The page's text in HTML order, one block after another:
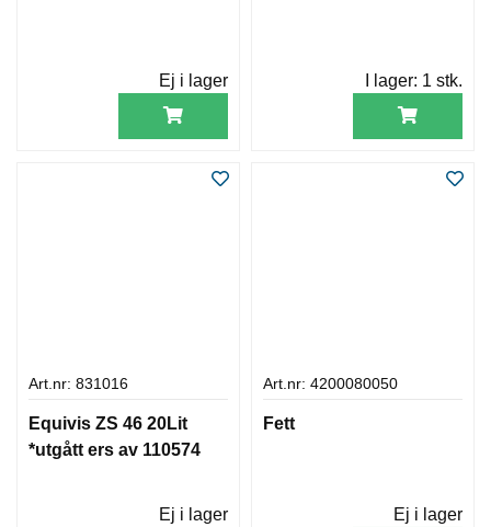
Ej i lager I lager: 1 stk.
Art.nr: 831016
Equivis ZS 46 20Lit
*utgått ers av 110574
Ej i lager
Art.nr: 4200080050
Fett
Ej i lager